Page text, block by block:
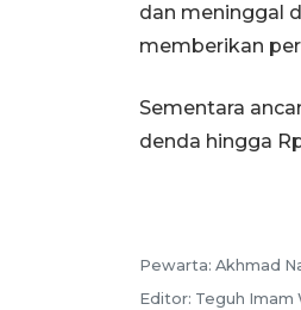
dan meninggal
memberikan
Sementara
denda hingga
Pewarta: Akhmad
Editor: Teguh Imam